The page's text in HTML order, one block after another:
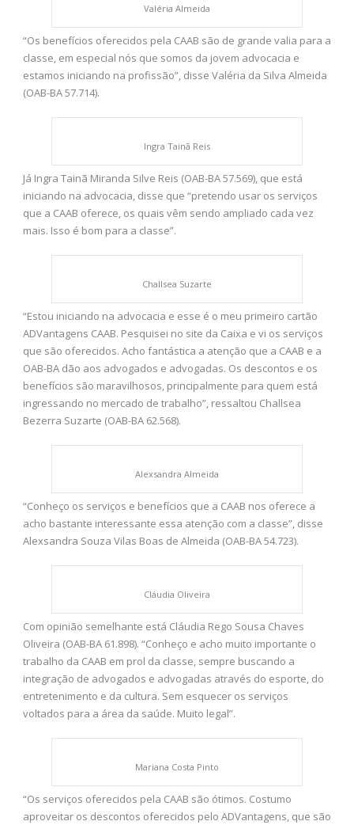
Valéria Almeida
“Os benefícios oferecidos pela CAAB são de grande valia para a
classe, em especial nós que somos da jovem advocacia e
estamos iniciando na profissão”, disse Valéria da Silva Almeida
(OAB-BA 57.714).
Ingra Tainã Reis
Já Ingra Tainã Miranda Silve Reis (OAB-BA 57.569), que está
iniciando na advocacia, disse que “pretendo usar os serviços
que a CAAB oferece, os quais vêm sendo ampliado cada vez
mais. Isso é bom para a classe”.
Challsea Suzarte
“Estou iniciando na advocacia e esse é o meu primeiro cartão
ADVantagens CAAB. Pesquisei no site da Caixa e vi os serviços
que são oferecidos. Acho fantástica a atenção que a CAAB e a
OAB-BA dão aos advogados e advogadas. Os descontos e os
benefícios são maravilhosos, principalmente para quem está
ingressando no mercado de trabalho”, ressaltou Challsea
Bezerra Suzarte (OAB-BA 62.568).
Alexsandra Almeida
“Conheço os serviços e benefícios que a CAAB nos oferece a
acho bastante interessante essa atenção com a classe”, disse
Alexsandra Souza Vilas Boas de Almeida (OAB-BA 54.723).
Cláudia Oliveira
Com opinião semelhante está Cláudia Rego Sousa Chaves
Oliveira (OAB-BA 61.898). “Conheço e acho muito importante o
trabalho da CAAB em prol da classe, sempre buscando a
integração de advogados e advogadas através do esporte, do
entretenimento e da cultura. Sem esquecer os serviços
voltados para a área da saúde. Muito legal”.
Mariana Costa Pinto
“Os serviços oferecidos pela CAAB são ótimos. Costumo
aproveitar os descontos oferecidos pelo ADVantagens, que são